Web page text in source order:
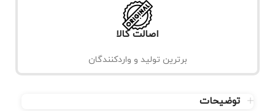
اصالت کالا
برترین تولید و واردکنندگان
توضیحات